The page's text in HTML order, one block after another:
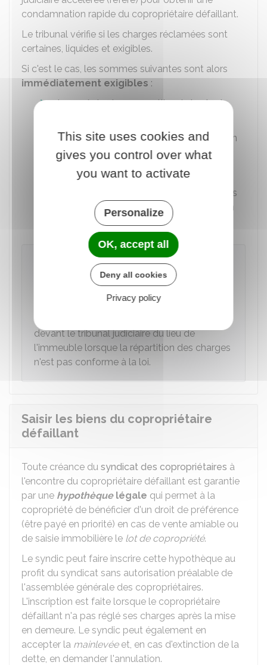
condamnation rapide du copropriétaire défaillant.
Le tribunal vérifie si les charges réclamées sont
certaines, liquides et exigibles.
Si c'est le cas, les sommes suivantes sont alors
immédiatement exigibles :
Impayé de charges au titre dubudget
Impayé de charges pour des travaux non
compris dans le budget prévisionnel
Cotisations dufonds de travaux
Ou toutes sommes restant dues pour les
exercices précédents après approbation
des comptes par l'assemblée générale
Attention
les impayés de charges peuvent être
délai maximal de 5 ans. En outre, un
copropriétaire peut faire une action en nullité
devant le tribunal judiciaire du lieu de
l'immeuble lorsque la répartition des charges
n'est pas conforme à la loi.
Saisir les biens du copropriétaire
défaillant
Toute créance du syndicat des copropriétaires à
l'encontre du copropriétaire défaillant est garantie
par une hypothèquelégale qui permet à la
copropriété de bénéficier d'un droit de préférence
(être payé en priorité) en cas de vente amiable ou
de saisie immobilière le lot de copropriété.
Le syndic peut faire inscrire cette hypothèque au
profit du syndicat sans autorisation préalable de
l'assemblée générale des copropriétaires.
L'inscription est faite lorsque le copropriétaire
défaillant n'a pas réglé ses charges après la mise
en demeure. Le syndic peut également en
accepter la mainlevéeet, en cas d'extinction de la
dette, en demander l'annulation.
This site uses cookies and
gives you control over what
you want to activate
Personalize
OK, accept all
Deny all cookies
Privacy policy